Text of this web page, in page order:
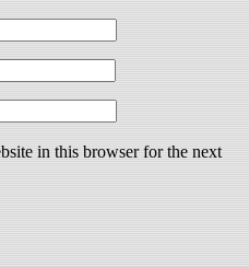
in this browser for the next